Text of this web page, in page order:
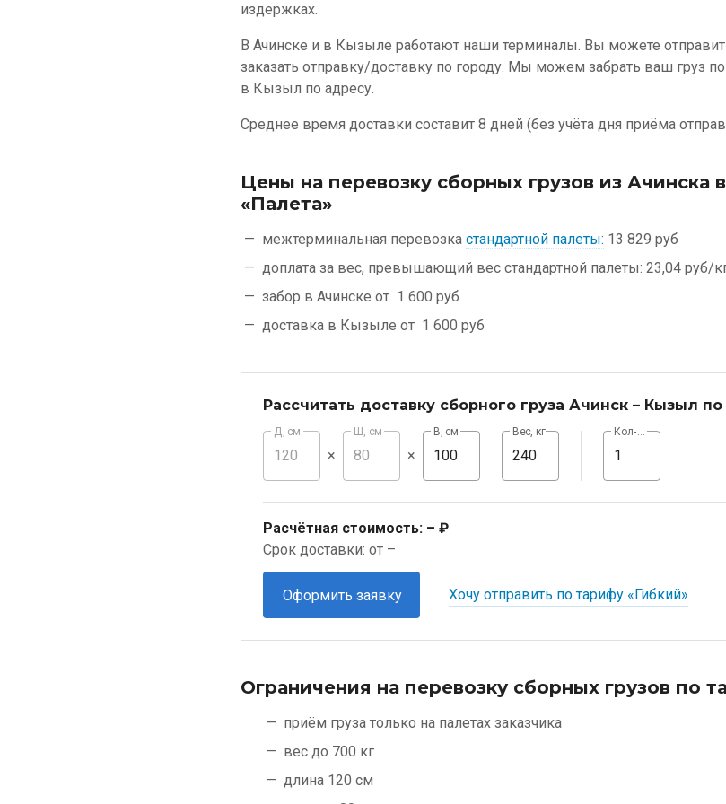
издержках.
В Ачинске и в Кызыле работают наши терминалы. Вы можете
заказать отправку/доставку по городу. Мы можем забрать ваш груз
в Кызыл по адресу.
Среднее время доставки составит 8 дней (без учёта дня приёма
Цены на перевозку сборных грузов из Ачинска
«Палета»
межтерминальная перевозка стандартной палеты: 13 829 руб
доплата за вес, превышающий вес стандартной палеты: 23,04 руб/
забор в Ачинске от 1 600 руб
доставка в Кызыле от 1 600 руб
Рассчитать доставку сборного груза Ачинск – Кызыл
Д, см
×
Ш, см
×
В, см Вес, кг Кол-во, шт
Расчётная стоимость: – ₽
Срок доставки: от –
Оформить заявку Хочу отправить по тарифу «Гибкий»
Ограничения на перевозку сборных грузов по
приём груза только на палетах заказчика
вес до 700 кг
длина 120 см